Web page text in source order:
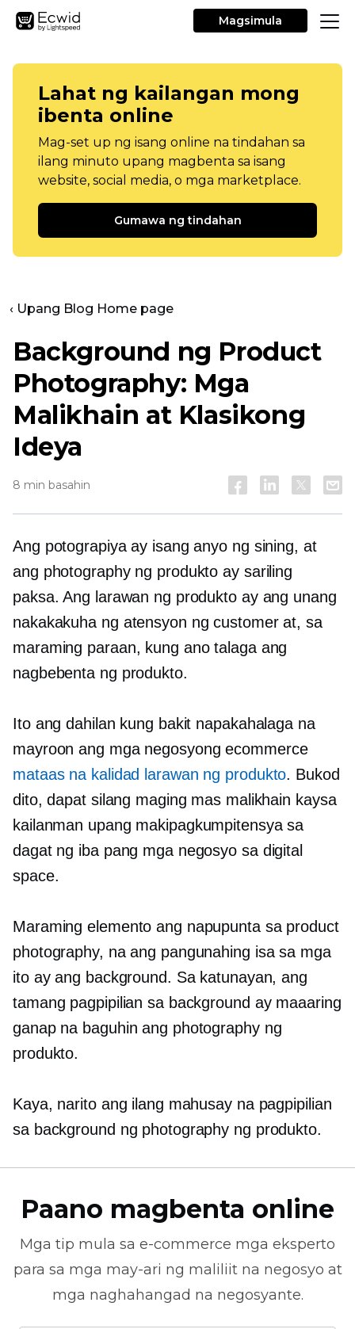
Magsimula
Lahat ng kailangan mong
ibenta online
Mag-set up ng isang online na tindahan sa
ilang minuto upang magbenta sa isang
website, social media, o mga marketplace.
Gumawa ng tindahan
‹ Upang Blog Home page
Background ng Product
Photography: Mga
Malikhain at Klasikong
Ideya
8 min basahin
Ang potograpiya ay isang anyo ng sining, at
ang photography ng produkto ay sariling
paksa. Ang larawan ng produkto ay ang unang
nakakakuha ng atensyon ng customer at, sa
maraming paraan, kung ano talaga ang
nagbebenta ng produkto.
Ito ang dahilan kung bakit napakahalaga na
mayroon ang mga negosyong ecommerce
mataas na kalidad larawan ng produkto. Bukod
dito, dapat silang maging mas malikhain kaysa
kailanman upang makipagkumpitensya sa
dagat ng iba pang mga negosyo sa digital
space.
Maraming elemento ang napupunta sa product
photography, na ang pangunahing isa sa mga
ito ay ang background. Sa katunayan, ang
tamang pagpipilian sa background ay maaaring
ganap na baguhin ang photography ng
produkto.
Kaya, narito ang ilang mahusay na pagpipilian
sa background ng photography ng produkto.
Paano magbenta online
Mga tip mula sa e-commerce mga eksperto
para sa mga may-ari ng maliliit na negosyo at
mga naghahangad na negosyante.